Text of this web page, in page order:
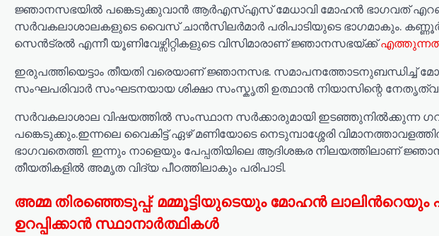
ജ്ഞാനസഭയിൽ പങ്കെടുക്കുവാൻ ആർഎസ്എസ് മേധാവി മോഹൻ ഭാഗവത്
സർവകലാശാലകളുടെ വൈസ് ചാൻസിലർമാർ പരിപാടിയുടെ ഭാഗമാകും.
സെൻട്രൽ എന്നീ യൂണിവേഴ്സിറ്റികളുടെ വിസിമാരാണ് ജ്ഞാനസഭയ്ക്ക്
ഇരുപത്തിയെട്ടാം തീയതി വരെയാണ് ജ്ഞാനസഭ. സമാപനത്തോടനുബന്ധിച്ച്
സംഘപരിവാർ സംഘടനയായ ശിക്ഷാ സംസ്കൃതി ഉത്ഥാൻ നിയാസിന്റെ
സർവകലാശാല വിഷയത്തിൽ സംസ്ഥാന സർക്കാരുമായി ഇടഞ്ഞുനിൽക്കുന്ന
പങ്കെടുക്കും.ഇന്നലെ വൈകിട്ട് ഏഴ് മണിയോടെ നെടുമ്പാശ്ശേരി
ഭാഗവതെത്തി. ഇന്നും നാളെയും പേപ്പതിയിലെ ആദിശങ്കര നിലയത്തിലാണ്
തീയതികളിൽ അമൃത വിദ്യ പീഠത്തിലാകും പരിപാടി.
അമ്മ തിരഞ്ഞെടുപ്പ്: മമ്മൂട്ടിയുടെയും മോഹൻ ലാലിന്‍റെയും
ഉറപ്പിക്കാൻ സ്ഥാനാർത്ഥികൾ